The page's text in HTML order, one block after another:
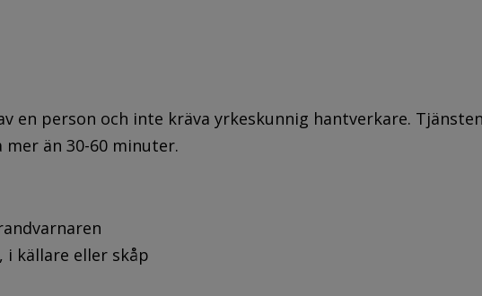
en person och inte kräva yrkeskunnig hantverkare.
än 30-60 minuter.
källare eller skåp